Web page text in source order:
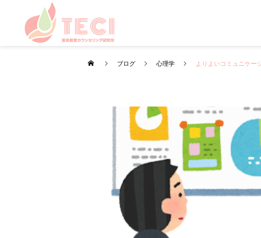
カウンセリング
日々のこと・その他
お盆・夏休みの過ごし方
やる
う
ブログ 心理学 よりよいコミュニケー